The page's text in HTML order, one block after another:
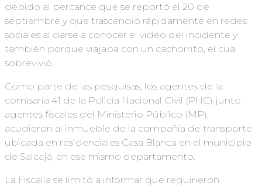
debido al percance que se reportó el 20 de
septiembre y que trascendió rápidamente en redes
sociales al darse a conocer el video del incidente y
también porque viajaba con un cachorrito, el cual
sobrevivió.
Como parte de las pesquisas, los agentes de la
comisaría 41 de la Policía Nacional Civil (PNC) junto
agentes fiscales del Ministerio Público (MP),
acudieron al inmueble de la compañía de transporte
ubicada en residenciales Casa Blanca en el municipio
de Salcajá, en ese mismo departamento.
La Fiscalía se limitó a informar que requirieron